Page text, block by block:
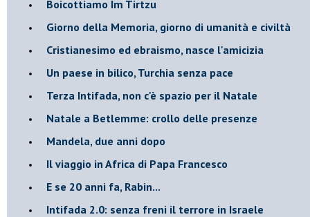
Boicottiamo Im Tirtzu
Giorno della Memoria, giorno di umanità e civiltà
Cristianesimo ed ebraismo, nasce l'amicizia
Un paese in bilico, Turchia senza pace
Terza Intifada, non c'è spazio per il Natale
Natale a Betlemme: crollo delle presenze
Mandela, due anni dopo
Il viaggio in Africa di Papa Francesco
E se 20 anni fa, Rabin...
Intifada 2.0: senza freni il terrore in Israele